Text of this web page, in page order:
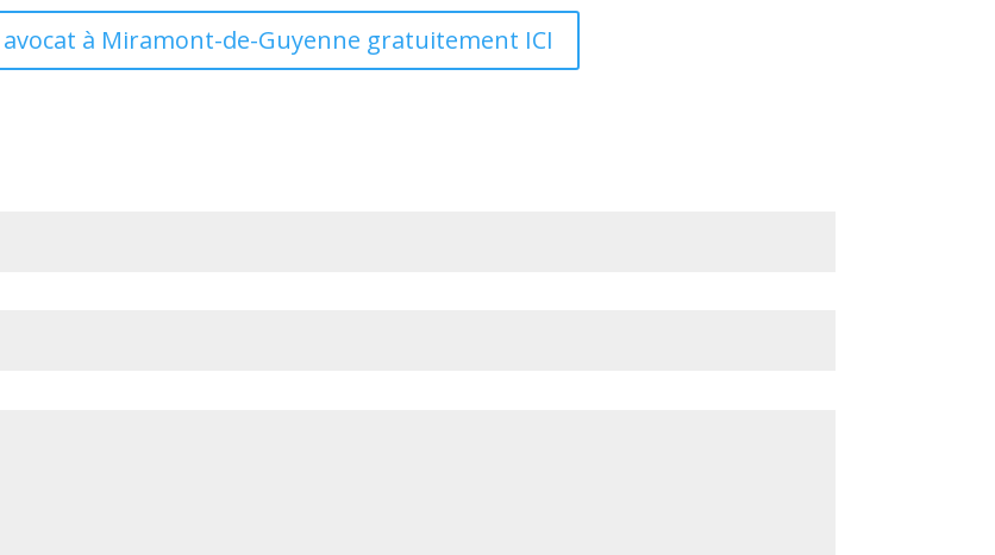
avocat à Miramont-de-Guyenne gratuitement ICI